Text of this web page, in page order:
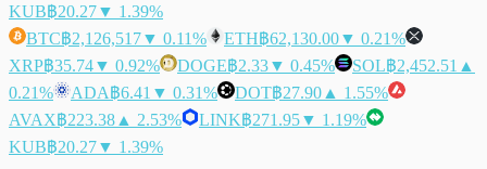
KUB฿20.27▼ 1.39%
BTC฿2,126,517▼ 0.11% ETH฿62,130.00▼ 0.21%
XRP฿35.74▼ 0.92% DOGE฿2.33▼ 0.45% SOL฿2,452.51 ▲
0.21%
ADA฿6.41 ▼ 0.31% DOT฿27.90 ▲ 1.55%
AVAX฿223.38 ▲ 2.53% LINK฿271.95▼ 1.19%
KUB฿20.27▼ 1.39%